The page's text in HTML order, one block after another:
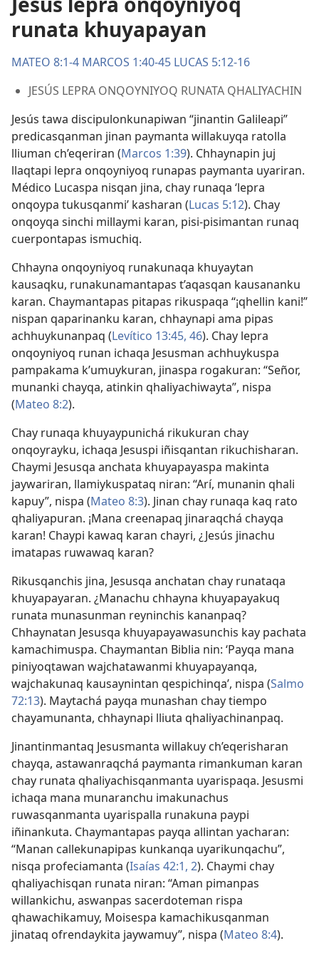
runata khuyapayan
MATEO 8:1-4 MARCOS 1:40-45 LUCAS 5:12-16
JESÚS LEPRA ONQOYNIYOQ RUNATA QHALIYACHIN
Jesús tawa discipulonkunapiwan “jinantin Galileapi”
predicasqanman jinan paymanta willakuyqa ratolla
lliuman ch’eqeriran (Marcos 1:39). Chhaynapin juj
llaqtapi lepra onqoyniyoq runapas paymanta uyariran.
Médico Lucaspa nisqan jina, chay runaqa ‘lepra
onqoypa tukusqanmi’ kasharan (Lucas 5:12). Chay
onqoyqa sinchi millaymi karan, pisi-pisimantan runaq
cuerpontapas ismuchiq.
Chhayna onqoyniyoq runakunaqa khuyaytan
kausaqku, runakunamantapas t’aqasqan kausananku
karan. Chaymantapas pitapas rikuspaqa “¡qhellin kani!”
nispan qaparinanku karan, chhaynapi ama pipas
achhuykunanpaq (Levítico 13:45, 46). Chay lepra
onqoyniyoq runan ichaqa Jesusman achhuykuspa
pampakama k’umuykuran, jinaspa rogakuran: “Señor,
munanki chayqa, atinkin qhaliyachiwayta”, nispa
(Mateo 8:2).
Chay runaqa khuyaypunichá rikukuran chay
onqoyrayku, ichaqa Jesuspi iñisqantan rikuchisharan.
Chaymi Jesusqa anchata khuyapayaspa makinta
jaywariran, llamiykuspataq niran: “Arí, munanin qhali
kapuy”, nispa (Mateo 8:3). Jinan chay runaqa kaq rato
qhaliyapuran. ¡Mana creenapaq jinaraqchá chayqa
karan! Chaypi kawaq karan chayri, ¿Jesús jinachu
imatapas ruwawaq karan?
Rikusqanchis jina, Jesusqa anchatan chay runataqa
khuyapayaran. ¿Manachu chhayna khuyapayakuq
runata munasunman reyninchis kananpaq?
Chhaynatan Jesusqa khuyapayawasunchis kay pachata
kamachimuspa. Chaymantan Biblia nin: ‘Payqa mana
piniyoqtawan wajchatawanmi khuyapayanqa,
wajchakunaq kausaynintan qespichinqa’, nispa (Salmo
72:13). Maytachá payqa munashan chay tiempo
chayamunanta, chhaynapi lliuta qhaliyachinanpaq.
Jinantinmantaq Jesusmanta willakuy ch’eqerisharan
chayqa, astawanraqchá paymanta rimankuman karan
chay runata qhaliyachisqanmanta uyarispaqa. Jesusmi
ichaqa mana munaranchu imakunachus
ruwasqanmanta uyarispalla runakuna paypi
iñinankuta. Chaymantapas payqa allintan yacharan:
“Manan callekunapipas kunkanqa uyarikunqachu”,
nisqa profeciamanta (Isaías 42:1, 2). Chaymi chay
qhaliyachisqan runata niran: “Aman pimanpas
willankichu, aswanpas sacerdoteman rispa
qhawachikamuy, Moisespa kamachikusqanman
jinataq ofrendaykita jaywamuy”, nispa (Mateo 8:4).